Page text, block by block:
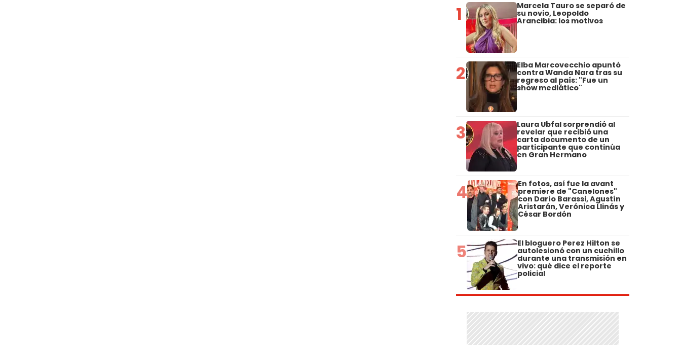
1 Marcela Tauro se separó de
su novio, Leopoldo
Arancibia: los motivos
2 Elba Marcovecchio apuntó
contra Wanda Nara tras su
regreso al país: "Fue un
show mediático"
3 Laura Ubfal sorprendió al
revelar que recibió una
carta documento de un
participante que continúa
en Gran Hermano
4 En fotos, así fue la avant
premiere de "Canelones"
con Darío Barassi, Agustín
Aristarán, Verónica Llinás y
César Bordón
5 El bloguero Perez Hilton se
autolesionó con un cuchillo
durante una transmisión en
vivo: qué dice el reporte
policial